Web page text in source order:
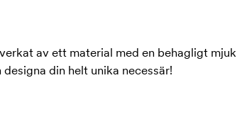
av ett material med en behagligt mjuk
din helt unika necessär!